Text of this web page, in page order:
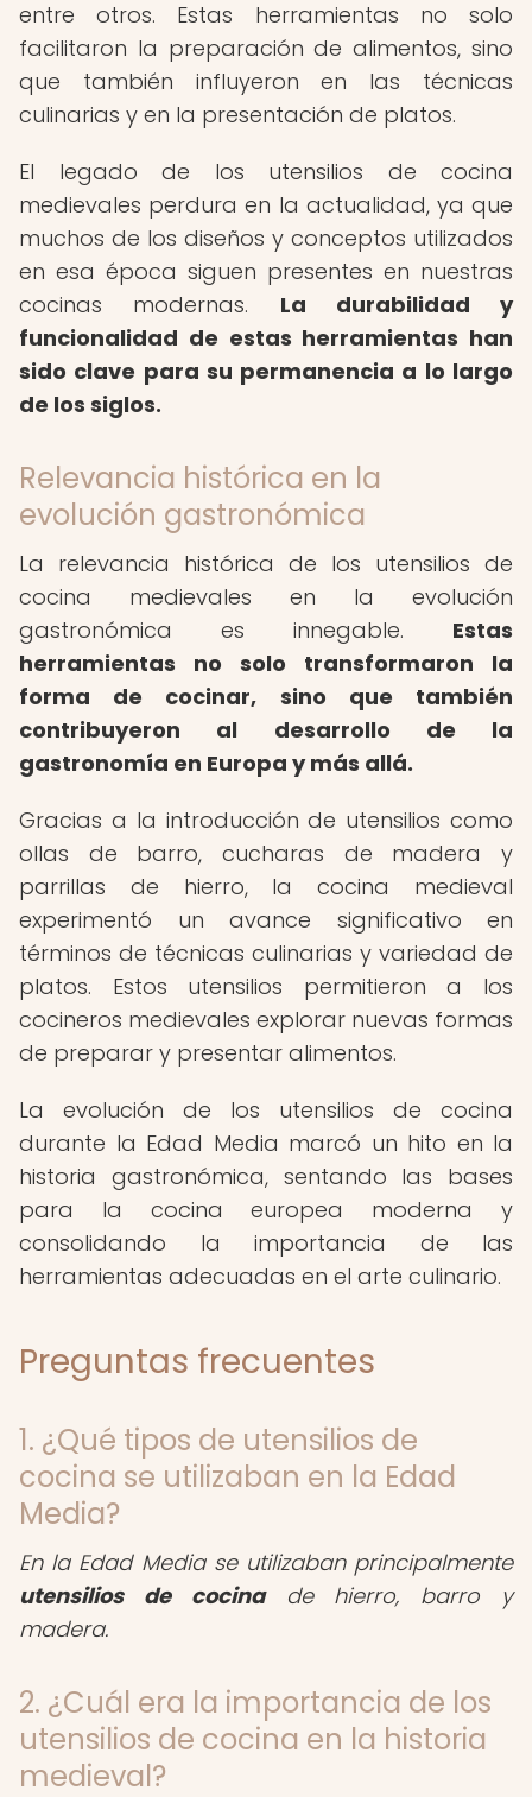
entre otros. Estas herramientas no solo
facilitaron la preparación de alimentos, sino
que también influyeron en las técnicas
culinarias y en la presentación de platos.
El legado de los utensilios de cocina
medievales perdura en la actualidad, ya que
muchos de los diseños y conceptos utilizados
en esa época siguen presentes en nuestras
cocinas modernas. La durabilidad y
funcionalidad de estas herramientas han
sido clave para su permanencia a lo largo
de los siglos.
Relevancia histórica en la
evolución gastronómica
La relevancia histórica de los utensilios de
cocina medievales en la evolución
gastronómica es innegable. Estas
herramientas no solo transformaron la
forma de cocinar, sino que también
contribuyeron al desarrollo de la
gastronomía en Europa y más allá.
Gracias a la introducción de utensilios como
ollas de barro, cucharas de madera y
parrillas de hierro, la cocina medieval
experimentó un avance significativo en
términos de técnicas culinarias y variedad de
platos. Estos utensilios permitieron a los
cocineros medievales explorar nuevas formas
de preparar y presentar alimentos.
La evolución de los utensilios de cocina
durante la Edad Media marcó un hito en la
historia gastronómica, sentando las bases
para la cocina europea moderna y
consolidando la importancia de las
herramientas adecuadas en el arte culinario.
Preguntas frecuentes
1. ¿Qué tipos de utensilios de
cocina se utilizaban en la Edad
Media?
En la Edad Media se utilizaban principalmente
utensilios de cocinade hierro, barro y
madera.
2. ¿Cuál era la importancia de los
utensilios de cocina en la historia
medieval?